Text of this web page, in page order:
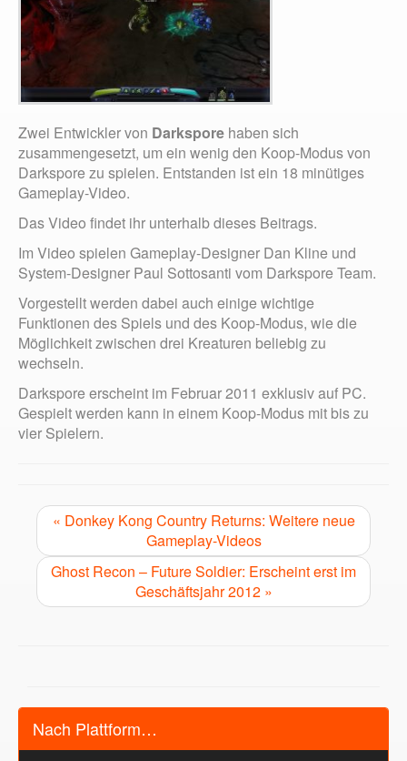
Zwei Entwickler von Darkspore haben sich
zusammengesetzt, um ein wenig den Koop-Modus von
Darkspore zu spielen. Entstanden ist ein 18 minütiges
Gameplay-Video.
Das Video findet ihr unterhalb dieses Beitrags.
Im Video spielen Gameplay-Designer Dan Kline und
System-Designer Paul Sottosanti vom Darkspore Team.
Vorgestellt werden dabei auch einige wichtige
Funktionen des Spiels und des Koop-Modus, wie die
Möglichkeit zwischen drei Kreaturen beliebig zu
wechseln.
Darkspore erscheint im Februar 2011 exklusiv auf PC.
Gespielt werden kann in einem Koop-Modus mit bis zu
vier Spielern.
« Donkey Kong Country Returns: Weitere neue
Gameplay-Videos
Ghost Recon – Future Soldier: Erscheint erst im
Geschäftsjahr 2012 »
Nach Plattform…